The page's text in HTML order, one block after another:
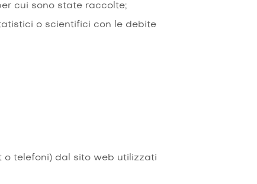
cui sono state raccolte;
o scientifici con le debite
o telefoni) dal sito web utilizzati